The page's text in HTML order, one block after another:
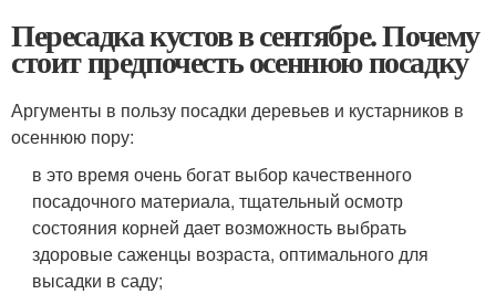
Пересадка кустов в сентябре. Почему
стоит предпочесть осеннюю посадку
Аргументы в пользу посадки деревьев и кустарников в
осеннюю пору:
в это время очень богат выбор качественного
посадочного материала, тщательный осмотр
состояния корней дает возможность выбрать
здоровые саженцы возраста, оптимального для
высадки в саду;